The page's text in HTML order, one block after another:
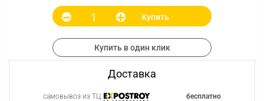
Купить
Купить в один клик
Доставка
самовывоз из ТЦ бесплатно